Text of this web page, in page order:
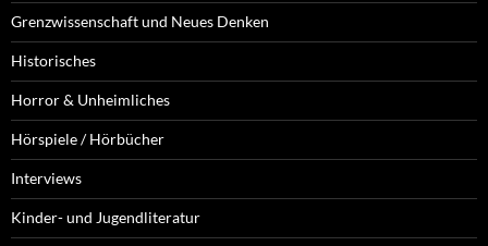
Grenzwissenschaft und Neues Denken
Historisches
Horror & Unheimliches
Hörspiele / Hörbücher
Interviews
Kinder- und Jugendliteratur